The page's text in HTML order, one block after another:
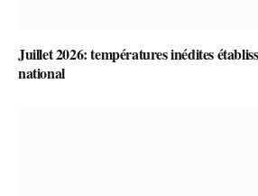
Juillet 2026: températures inédites
national